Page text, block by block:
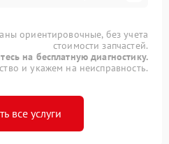
ориентировочные, без учета
стоимости запчастей.
на бесплатную диагностику.
и укажем на неисправность.
все услуги